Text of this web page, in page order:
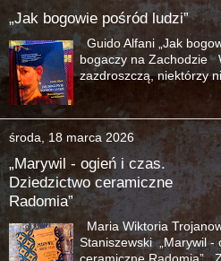
„Jak bogowie pośród ludzi”
Guido Alfani „Jak
bogaczy na Zachodzie
zazdroszczą, niektórzy
środa, 18 marca 2026
„Marywil - ogień i czas.
Dziedzictwo ceramiczne
Radomia”
Maria Wiktoria
Staniszewski „Marywil -